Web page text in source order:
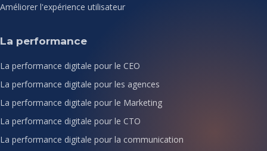
Améliorer l'expérience utilisateur
La performance
La performance digitale pour le CEO
La performance digitale pour les agences
La performance digitale pour le Marketing
La performance digitale pour le CTO
La performance digitale pour la communication